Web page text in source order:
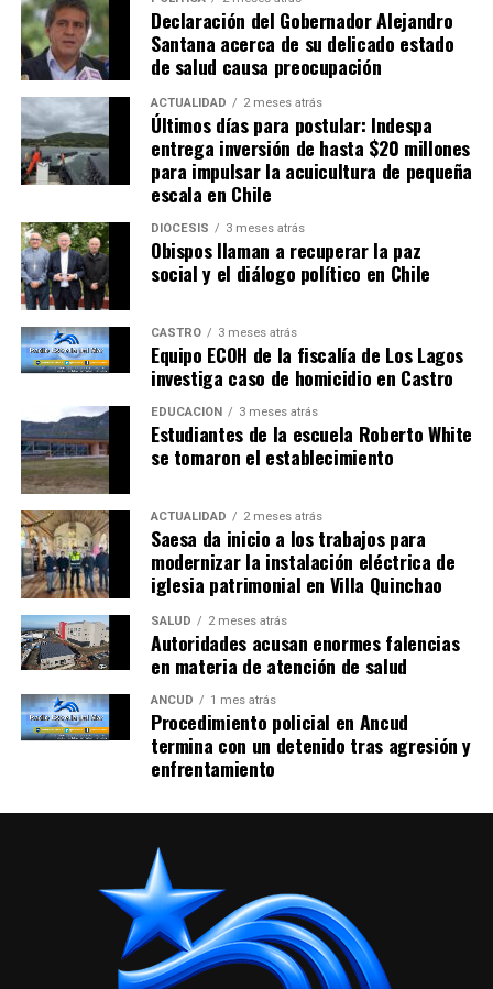
agresión en Ancud
NO TE PIERDAS
Conductor es formalizado tras grave colisión en Chonchi
Declaración del Gobernador Alejandro
Santana acerca de su delicado estado
de salud causa preocupación
ACTUALIDAD 2 meses atrás
Últimos días para postular: Indespa
entrega inversión de hasta $20 millones
para impulsar la acuicultura de pequeña
escala en Chile
DIÓCESIS 3 meses atrás
Obispos llaman a recuperar la paz
social y el diálogo político en Chile
CASTRO 3 meses atrás
Equipo ECOH de la fiscalía de Los Lagos
investiga caso de homicidio en Castro
EDUCACIÓN 3 meses atrás
Estudiantes de la escuela Roberto White
se tomaron el establecimiento
ACTUALIDAD 2 meses atrás
Saesa da inicio a los trabajos para
modernizar la instalación eléctrica de
iglesia patrimonial en Villa Quinchao
SALUD 2 meses atrás
Autoridades acusan enormes falencias
en materia de atención de salud
ANCUD 1 mes atrás
Procedimiento policial en Ancud
termina con un detenido tras agresión y
enfrentamiento